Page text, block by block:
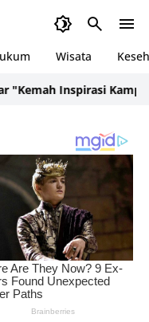
Wisata
Inspirasi Kampung"